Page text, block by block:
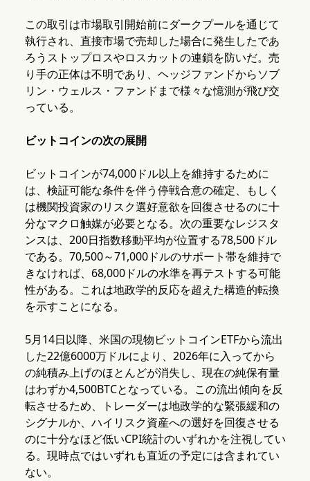
この取引は市場取引開始前にダークプールを通じて
執行され、直接市場で売却した場合に発生したであ
ろうストップロスやロスカットの連鎖を防いだ。売
り手の正体は不明であり、ヘッジファンドからソブ
リン・ウェルス・ファンドまで様々な憶測が飛び交
っている。
ビットコインの次の展開
ビットコインが74,000ドル以上を維持するために
は、検証可能な条件を伴う停戦合意の確定、もしく
は機関投資家のリスク選好意欲を回復させるのに十
分なマクロ触媒が必要となる。次の重要なレジスタ
ンスは、200日指数移動平均が位置する78,500ドル
である。70,500～71,000ドルのサポート帯を維持で
きなければ、68,000ドルの水準を再テストする可能
性がある。これは地政学的反応を超えた構造的転換
を示すことになる。
5月14日以降、米国の現物ビットコインETFから流出
した22億6000万ドルにより、2026年に入ってから
の純積み上げのほとんどが消失し、現在の純保有量
はわずか4,500BTCとなっている。この流出傾向を反
転させるため、トレーダーは地政学的な緊張緩和の
シグナルか、ハイリスク資産への選好を回復させる
のに十分なほど低いCPI統計のいずれかを注視してい
る。現時点ではいずれも直近の予定には含まれてい
ない。